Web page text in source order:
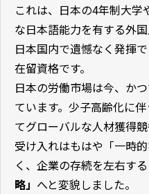
これは、日本の4年制大学
な日本語能力を有する外
日本国内で遺憾なく発揮
在留資格です。
日本の労働市場は今、か
ています。少子高齢化に
てグローバルな人材獲得
受け入れはもはや「一時
く、企業の存続を左右する
略」 へと変貌しました。